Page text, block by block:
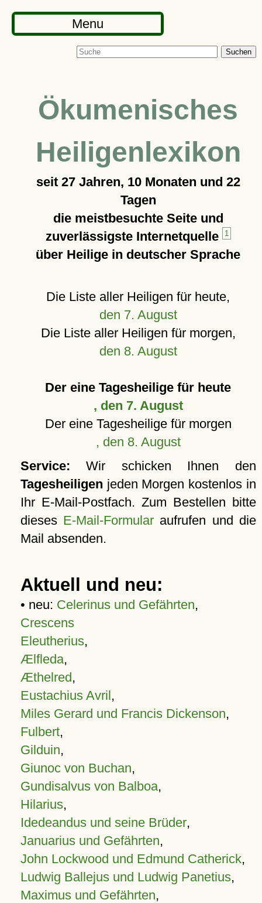
Menu
Suchen
Ökumenisches
Heiligenlexikon
seit 27 Jahren, 10 Monaten und 22
Tagen
die meistbesuchte Seite und
zuverlässigste Internetquelle
1
über Heilige in deutscher Sprache
Die Liste aller Heiligen für heute,
den 7. August
Die Liste aller Heiligen für morgen,
den 8. August
Der eine Tagesheilige für heute
, den 7. August
Der eine Tagesheilige für morgen
, den 8. August
Service: Wir schicken Ihnen den
Tagesheiligen jeden Morgen kostenlos in
Ihr E-Mail-Postfach. Zum Bestellen bitte
dieses E-Mail-Formular aufrufen und die
Mail absenden.
Aktuell und neu:
• neu: Celerinus und Gefährten,
Crescens
Eleutherius,
Ælfleda,
Æthelred,
Eustachius Avril,
Miles Gerard und Francis Dickenson,
Fulbert,
Gilduin,
Giunoc von Buchan,
Gundisalvus von Balboa,
Hilarius,
Idedeandus und seine Brüder,
Januarius und Gefährten,
John Lockwood und Edmund Catherick,
Ludwig Ballejus und Ludwig Panetius,
Maximus und Gefährten,